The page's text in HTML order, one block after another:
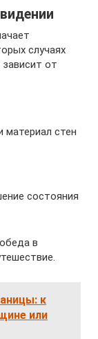
случаях
от
материал стен
состояния
в
к
или